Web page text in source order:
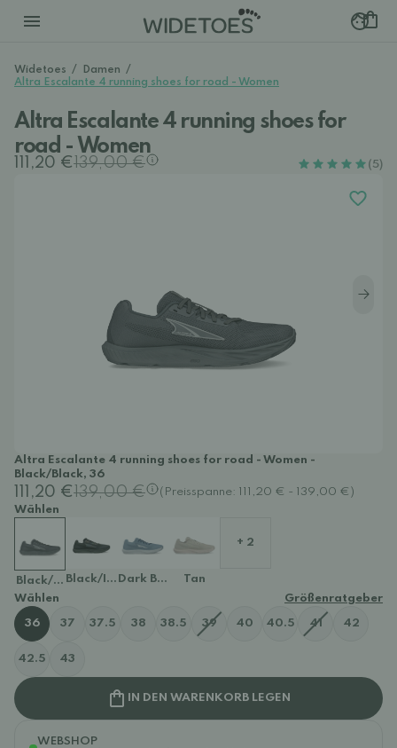
Widetoes / Damen /
Altra Escalante 4 running shoes for road - Women
Altra Escalante 4 running shoes for
road - Women
111,20 €139,00 € (5)
Altra Escalante 4 running shoes for road - Women -
Black/Black, 36
111,20 €139,00 €
(Preisspanne: 111,20 € - 139,00 €)
Wählen
Black/BlackBlack/Iridescent
Dark Blue Tan
+ 2
Wählen Größenratgeber
36 37 37.5 38 38.5 39 40 40.5 41 42
42.5 43
IN DEN WARENKORB LEGEN
WEBSHOP